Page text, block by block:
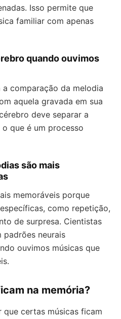
Isso permite que
familiar com apenas
quando ouvimos
comparação da melodia
aquela gravada em sua
deve separar a
que é um processo
são mais
memoráveis porque
como repetição,
de surpresa. Cientistas
padrões neurais
ouvimos músicas que
na memória?
certas músicas ficam